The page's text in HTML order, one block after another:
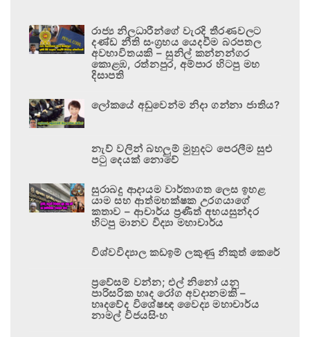
රාජ්‍ය නිලධාරීන්ගේ වැරදි තීරණවලට
දණ්ඩ නීති සංග්‍රහය යෙදවීම බරපතල
අවභාවිතයකි – සුනිල් කන්නන්ගර
කොළඹ, රත්නපුර, අම්පාර හිටපු මහ
දිසාපති
ලෝකයේ අඩුවෙන්ම නිදා ගන්නා ජාතිය?
නැව් වලින් බහලුම් මුහුදට පෙරලීම සුළු
පටු දෙයක් නොවේ
සුරාබදු ආදායම වාර්තාගත ලෙස ඉහළ
යාම සහ ආත්මභක්ෂක උරගයාගේ
කතාව – ආචාර්ය ප්‍රණීත් අභයසුන්දර
හිටපු මානව විද්‍යා මහාචාර්ය
විශ්වවිද්‍යාල කඩඉම් ලකුණු නිකුත් කෙරේ
ප්‍රවේසම් වන්න; එල් නිනෝ යනු
පාරිසරික හෘද රෝග අවදානමකි –
හෘදවේද විශේෂඥ වෛද්‍ය මහාචාර්ය
නාමල් විජයසිංහ